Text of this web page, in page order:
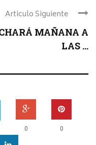
Articulo Siguiente
MAÑANA A
LAS ...
0 0